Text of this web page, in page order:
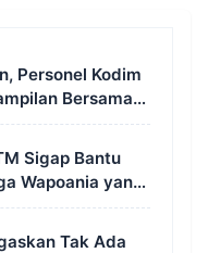
Personel Kodim
Bersama
Sigap Bantu
Wapoania yang
Tak Ada